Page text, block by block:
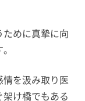
めに真摯に向
を汲み取り医
け橋でもある